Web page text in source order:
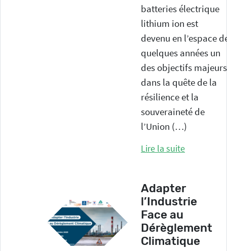
Organisation et animation des
commissions techniques
Campagne d’informations autour
sur les risques technologiques
batteries électrique
lithium ion est
devenu en l’espace
quelques années un
des objectifs majeurs
dans la quête de la
résilience et la
souveraineté de
l’Union (…)
Lire la suite
Adapter
l’Industrie
Face au
Dérèglement
Climatique